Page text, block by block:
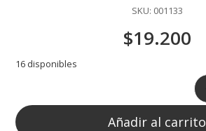
SKU: 001133
$19.200
16 disponibles
Añadir al carrito